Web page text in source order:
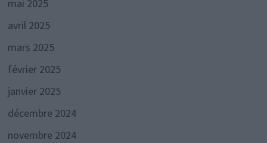
mai 2025
avril 2025
mars 2025
février 2025
janvier 2025
décembre 2024
novembre 2024